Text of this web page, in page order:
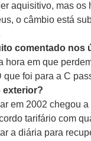
aquisitivo, mas
o câmbio está
comentado
hora em que
foi para a C
exterior?
em 2002 chegou
tarifário com
a diária para